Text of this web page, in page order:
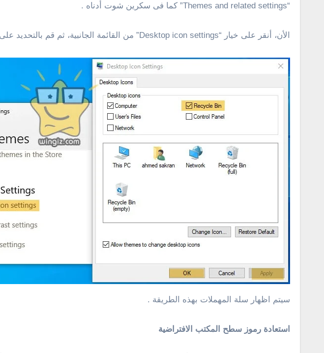
“Themes and related settings” كما فى سكرين شوت أدناه .
الأن، أنقر على خيار “Desktop icon settings” من القائمة الجانبية، ثم قم بالتحديد على ” Recycle Bin ” وأنقر على Apply، ثم ok .
سيتم اظهار سلة المهملات بهذه الطريقة .
استعادة رموز سطح المكتب الافتراضية